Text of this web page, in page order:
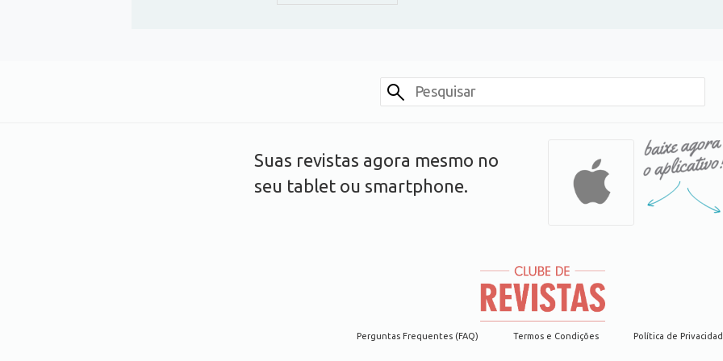
Suas revistas agora mesmo no
seu tablet ou smartphone.
Perguntas Frequentes (FAQ) Termos e Condições Política de